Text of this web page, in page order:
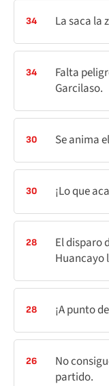
34 La saca la
34
Falta
Garcilaso.
30 Se anima
30 ¡Lo que
28
El disparo
Huancayo
28 ¡A punto
26
No
partido.